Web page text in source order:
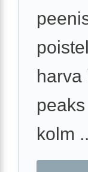
harva
kolm